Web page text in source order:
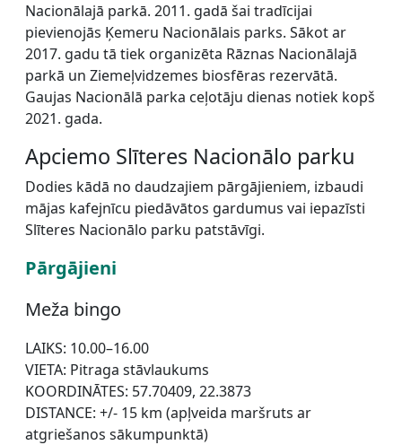
Nacionālajā parkā. 2011. gadā šai tradīcijai
pievienojās Ķemeru Nacionālais parks. Sākot ar
2017. gadu tā tiek organizēta Rāznas Nacionālajā
parkā un Ziemeļvidzemes biosfēras rezervātā.
Gaujas Nacionālā parka ceļotāju dienas notiek kopš
2021. gada.
Apciemo Slīteres Nacionālo parku
Dodies kādā no daudzajiem pārgājieniem, izbaudi
mājas kafejnīcu piedāvātos gardumus vai iepazīsti
Slīteres Nacionālo parku patstāvīgi.
Pārgājieni
Meža bingo
LAIKS: 10.00–16.00
VIETA: Pitraga stāvlaukums
KOORDINĀTES: 57.70409, 22.3873
DISTANCE: +/- 15 km (apļveida maršruts ar
atgriešanos sākumpunktā)